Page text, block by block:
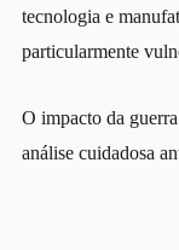
tecnologia e
particularmente
O impacto da
análise cuidadosa